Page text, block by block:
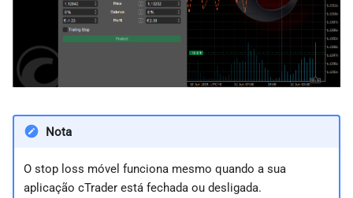
Nota
O stop loss móvel funciona mesmo quando a sua
aplicação cTrader está fechada ou desligada.